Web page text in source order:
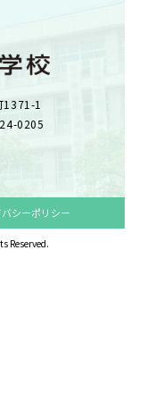
1371-1
0205
シーポリシー
Reserved.